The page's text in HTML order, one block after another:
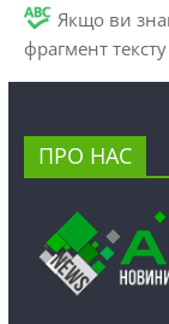
Якщо ви
фрагмент
ПРО НАС